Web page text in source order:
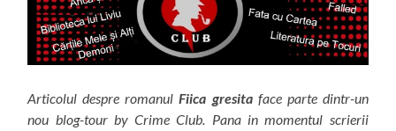
Articolul despre romanulFiica gresitaface parte dintr-un
nou blog-tour by Crime Club. Pana in momentul scrierii